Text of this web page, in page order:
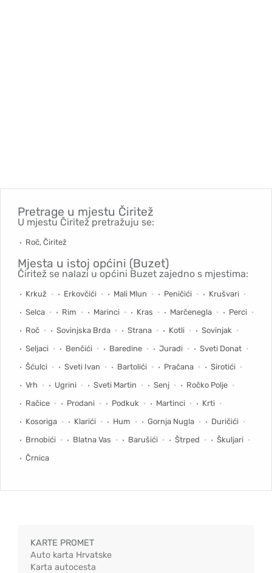
Pretrage u mjestu Čiritež
U mjestu Čiritež pretražuju se:
Roč, Čiritež
Mjesta u istoj općini (Buzet)
Čiritež se nalazi u općini Buzet zajedno s mjestima:
Krkuž Erkovčići Mali Mlun Peničići
Krušvari
Selca
Rim Marinci Kras Marčenegla
Perci
Roč
Sovinjska Brda Strana Kotli
Sovinjak
Seljaci
Benčići Baredine Juradi
Sveti Donat
Šćulci
Sveti Ivan Bartolići Pračana
Sirotići
Vrh
Ugrini Sveti Martin Senj
Ročko Polje
Račice
Prodani Podkuk Martinci
Krti
Kosoriga
Klarići Hum Gornja Nugla
Duričići
Brnobići
Blatna Vas Barušići Štrped
Škuljari
Črnica
KARTE PROMET
Auto karta Hrvatske
Karta autocesta